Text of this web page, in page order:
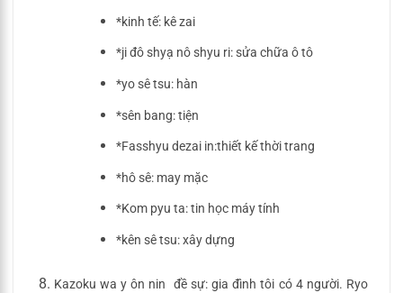
*kinh tế: kê zai
*ji đô shyạ nô shyu ri: sửa chữa ô tô
*yo sê tsu: hàn
*sên bang: tiện
*Fasshyu dezai in:thiết kế thời trang
*hô sê: may mặc
*Kom pyu ta: tin học máy tính
*kên sê tsu: xây dựng
Kazoku wa y ôn nin đề sự: gia đình tôi có 4 người. Ryo